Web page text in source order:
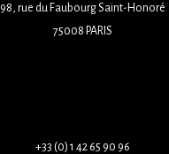
98, rue du Faubourg Saint-Honoré
75008 PARIS
+33 (0) 1 42 65 90 96